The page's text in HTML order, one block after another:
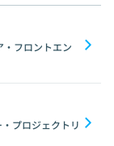
フロントエン
プロジェクトリ